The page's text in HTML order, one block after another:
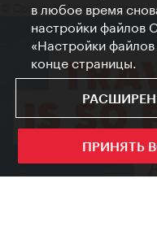
© Copyright WienTourismus
в любое время
настройки файлов
«Настройки
конце страницы.
ПРИНЯТЬ